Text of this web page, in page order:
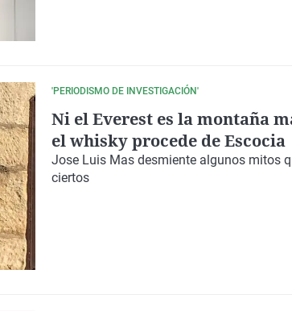
'PERIODISMO DE INVESTIGACIÓN'
Ni el Everest es la montaña
el whisky procede de Escocia
Jose Luis Mas desmiente algunos mitos
ciertos